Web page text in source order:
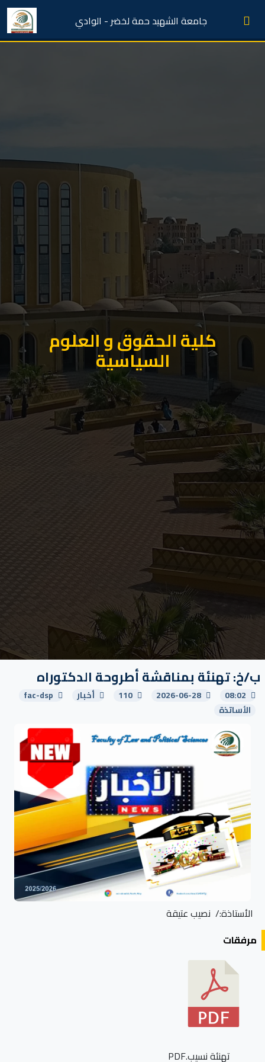
جامعة الشهيد حمة لخضر - الوادي
كلية الحقوق و العلوم
السياسية
ب/خ: تهنئة بمناقشة أطروحة الدكتوراه
08:02
2026-06-28
110 أخبار
fac-dsp
الأساتذة
الأستاذة:/ نصيب عتيقة
مرفقات
تهنئة نسيب.PDF